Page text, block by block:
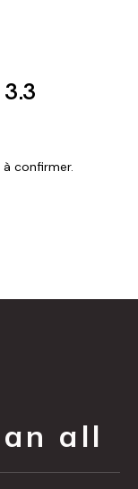
3.3
confirmer.